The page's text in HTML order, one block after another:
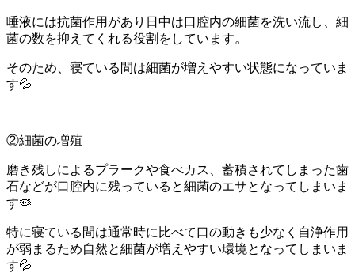
唾液には抗菌作用があり日中は口腔内の細菌を洗い流し、細
菌の数を抑えてくれる役割をしています。
そのため、寝ている間は細菌が増えやすい状態になっていま
す💦
②細菌の増殖
磨き残しによるプラークや食べカス、蓄積されてしまった歯
石などが口腔内に残っていると細菌のエサとなってしまいま
す🦠
特に寝ている間は通常時に比べて口の動きも少なく自浄作用
が弱まるため自然と細菌が増えやすい環境となってしまいま
す💦